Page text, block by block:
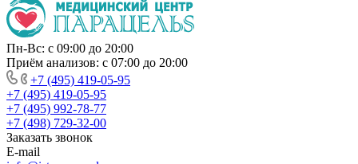
Пн-Вс: с 09:00 до 20:00
Приём анализов: с 07:00 до 20:00
+7 (495) 419-05-95
+7 (495) 419-05-95
+7 (495) 992-78-77
+7 (498) 729-32-00
Заказать звонок
E-mail